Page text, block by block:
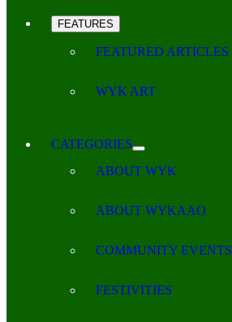
FEATURES
FEATURED ARTICLES
WYK ART
CATEGORIES
ABOUT WYK
ABOUT WYKAAO
COMMUNITY EVENTS
FESTIVITIES